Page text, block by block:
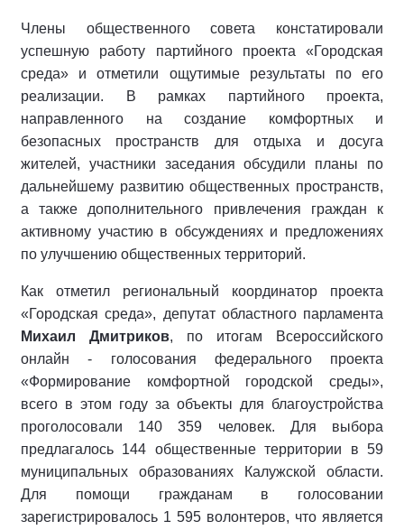
Члены общественного совета констатировали
успешную работу партийного проекта «Городская
среда» и отметили ощутимые результаты по его
реализации. В рамках партийного проекта,
направленного на создание комфортных и
безопасных пространств для отдыха и досуга
жителей, участники заседания обсудили планы по
дальнейшему развитию общественных пространств,
а также дополнительного привлечения граждан к
активному участию в обсуждениях и предложениях
по улучшению общественных территорий.
Как отметил региональный координатор проекта
«Городская среда», депутат областного парламента
Михаил Дмитриков, по итогам Всероссийского
онлайн - голосования федерального проекта
«Формирование комфортной городской среды»,
всего в этом году за объекты для благоустройства
проголосовали 140 359 человек. Для выбора
предлагалось 144 общественные территории в 59
муниципальных образованиях Калужской области.
Для помощи гражданам в голосовании
зарегистрировалось 1 595 волонтеров, что является